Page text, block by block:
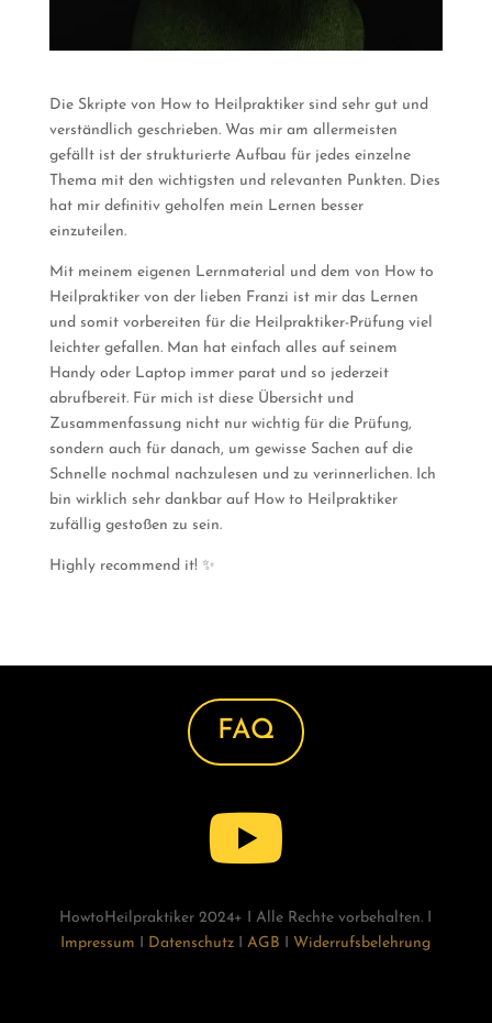
Die Skripte von How to Heilpraktiker sind sehr gut und
verständlich geschrieben. Was mir am allermeisten
gefällt ist der strukturierte Aufbau für jedes einzelne
Thema mit den wichtigsten und relevanten Punkten. Dies
hat mir definitiv geholfen mein Lernen besser
einzuteilen.
Mit meinem eigenen Lernmaterial und dem von How to
Heilpraktiker von der lieben Franzi ist mir das Lernen
und somit vorbereiten für die Heilpraktiker-Prüfung viel
leichter gefallen. Man hat einfach alles auf seinem
Handy oder Laptop immer parat und so jederzeit
abrufbereit. Für mich ist diese Übersicht und
Zusammenfassung nicht nur wichtig für die Prüfung,
sondern auch für danach, um gewisse Sachen auf die
Schnelle nochmal nachzulesen und zu verinnerlichen. Ich
bin wirklich sehr dankbar auf How to Heilpraktiker
zufällig gestoßen zu sein.
Highly recommend it! ✨
FAQ

HowtoHeilpraktiker 2024+ I Alle Rechte vorbehalten. I
Impressum
Datenschutz IAGB IWiderrufsbelehrung